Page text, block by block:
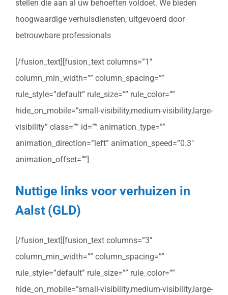
stellen die aan al uw behoeften voldoet. We bieden
hoogwaardige verhuisdiensten, uitgevoerd door
betrouwbare professionals
[/fusion_text][fusion_text columns=”1″
column_min_width=”” column_spacing=””
rule_style=”default” rule_size=”” rule_color=””
hide_on_mobile=”small-visibility,medium-visibility,large-
visibility” class=”” id=”” animation_type=””
animation_direction=”left” animation_speed=”0.3″
animation_offset=””]
Nuttige links voor verhuizen in
Aalst (GLD)
[/fusion_text][fusion_text columns=”3″
column_min_width=”” column_spacing=””
rule_style=”default” rule_size=”” rule_color=””
hide_on_mobile=”small-visibility,medium-visibility,large-